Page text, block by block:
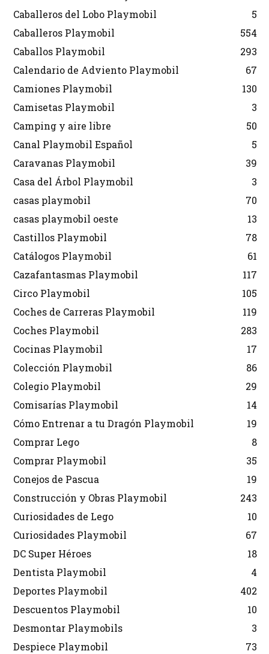
Caballeros del Lobo Playmobil
5
Caballeros Playmobil
554
Caballos Playmobil
293
Calendario de Adviento Playmobil
67
Camiones Playmobil
130
Camisetas Playmobil
3
Camping y aire libre
50
Canal Playmobil Español
5
Caravanas Playmobil
39
Casa del Árbol Playmobil
3
casas playmobil
70
casas playmobil oeste
13
Castillos Playmobil
78
Catálogos Playmobil
61
Cazafantasmas Playmobil
117
Circo Playmobil
105
Coches de Carreras Playmobil
119
Coches Playmobil
283
Cocinas Playmobil
17
Colección Playmobil
86
Colegio Playmobil
29
Comisarías Playmobil
14
Cómo Entrenar a tu Dragón Playmobil
19
Comprar Lego
8
Comprar Playmobil
35
Conejos de Pascua
19
Construcción y Obras Playmobil
243
Curiosidades de Lego
10
Curiosidades Playmobil
67
DC Super Héroes
18
Dentista Playmobil
4
Deportes Playmobil
402
Descuentos Playmobil
10
Desmontar Playmobils
3
Despiece Playmobil
73